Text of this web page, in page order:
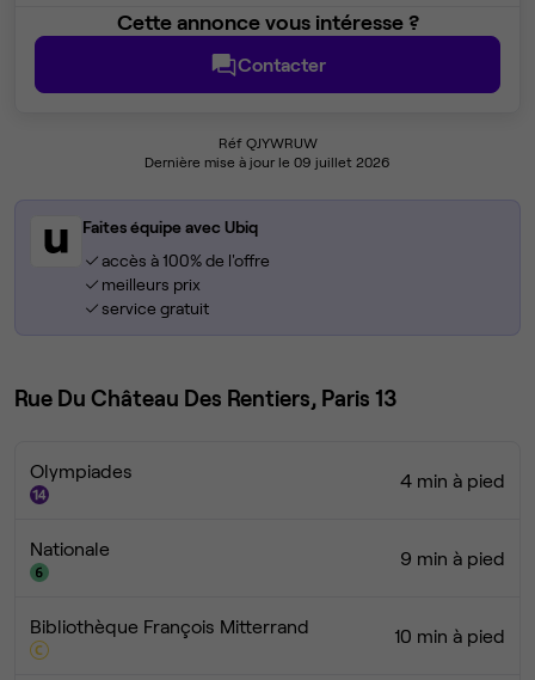
Cette annonce vous intéresse ?
Contacter
Réf QJYWRUW
Dernière mise à jour le 09 juillet 2026
Faites équipe avec Ubiq
accès à 100% de l'offre
meilleurs prix
service gratuit
Rue Du Château Des Rentiers, Paris 13
Olympiades 4 min à pied
Nationale 9 min à pied
Bibliothèque François Mitterrand 10 min à pied